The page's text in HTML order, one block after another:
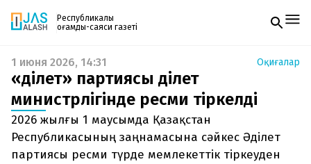
Республикалық
қоғамдық-саяси газеті
Жаңалықтар
Спорт
Live
Руханият
Аймақ
Архив
Заң және тәртіп
Газетке жазылу
PDF форматтағы газетті ай сайын электронды
поштаңызға алып отырыңыз. Жаңа нөмір
шыққан сәтте сізге бірден жіберіледі. Тек email
енгізіңіз, біз қалғанын өзіміз жібереміз.
1 июня 2026, 14:31 Оқиғалар
«Әділет» партиясы Әділет
министрлігінде ресми тіркелді
2026 жылғы 1 маусымда Қазақстан
Республикасының заңнамасына сәйкес Әділет
партиясы ресми түрде мемлекеттік тіркеуден